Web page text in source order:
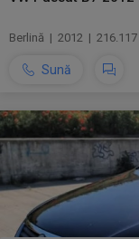
Berlină | 2012 |
Sună